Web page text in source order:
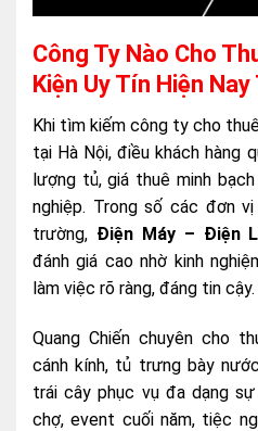
Công Ty Nào Cho
Kiện Uy Tín Hiện Nay
Khi tìm kiếm công ty cho
tại Hà Nội, điều khách hàng
lượng tủ, giá thuê minh
nghiệp. Trong số các đơn
trường, Điện Máy – Điện
đánh giá cao nhờ kinh
làm việc rõ ràng, đáng tin cậy.
Quang Chiến chuyên cho
cánh kính, tủ trưng bày
trái cây phục vụ đa dạng
chợ, event cuối năm, tiệc